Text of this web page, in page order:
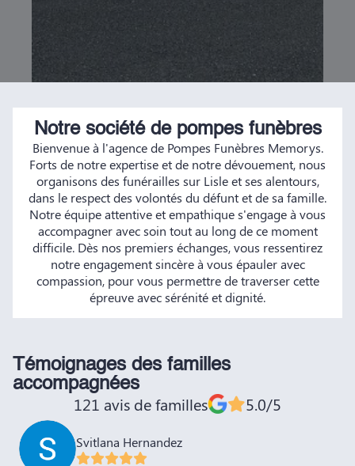
Notre société de pompes funèbres
Bienvenue à l'agence de Pompes Funèbres Memorys.
Forts de notre expertise et de notre dévouement, nous
organisons des funérailles sur Lisle et ses alentours,
dans le respect des volontés du défunt et de sa famille.
Notre équipe attentive et empathique s'engage à vous
accompagner avec soin tout au long de ce moment
difficile. Dès nos premiers échanges, vous ressentirez
notre engagement sincère à vous épauler avec
compassion, pour vous permettre de traverser cette
épreuve avec sérénité et dignité.
Témoignages des familles
accompagnées
121 avis de familles 5.0/5
Svitlana Hernandez